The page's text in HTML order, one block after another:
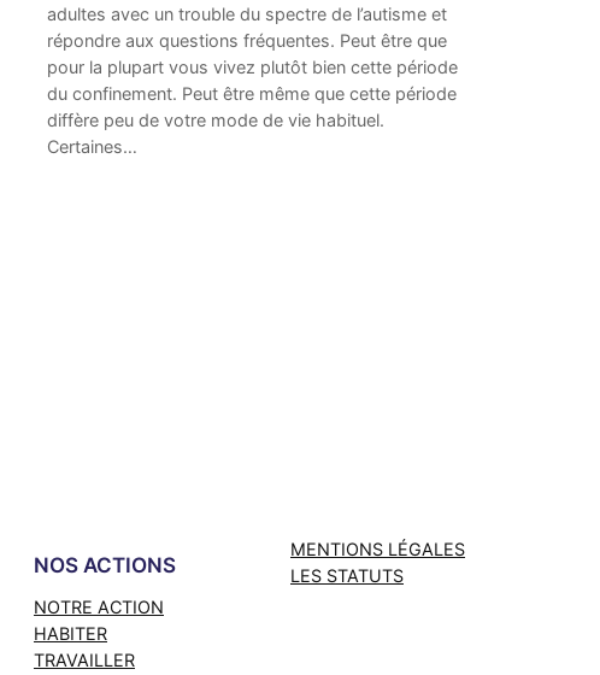
adultes avec un trouble du spectre de l’autisme et
répondre aux questions fréquentes. Peut être que
pour la plupart vous vivez plutôt bien cette période
du confinement. Peut être même que cette période
diffère peu de votre mode de vie habituel.
Certaines…
NOS ACTIONS
NOTRE ACTION
HABITER
TRAVAILLER
MENTIONS LÉGALES
LES STATUTS